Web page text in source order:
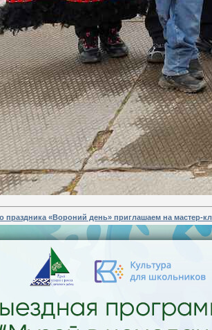
праздника «Вороний день» приглашаем на мастер-